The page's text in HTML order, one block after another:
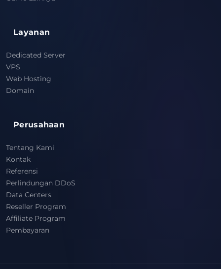
Layanan
Dedicated Server
VPS
Web Hosting
Domain
Perusahaan
Tentang Kami
Kontak
Referensi
Perlindungan DDoS
Data Centers
Reseller Program
Affiliate Program
Pembayaran